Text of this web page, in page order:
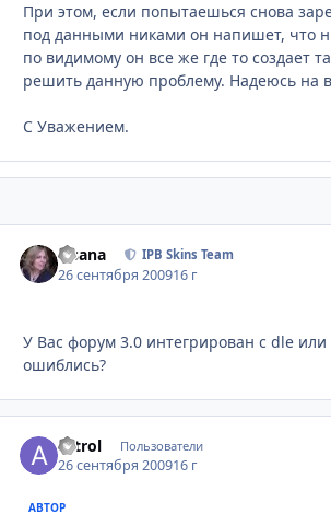
При этом, если попытаешься снова
под данными никами он напишет, что
по видимому он все же где то создает
решить данную проблему. Надеюсь на
С Уважением.
Fisana IPB Skins Team
26 сентября 200916 г
У Вас форум 3.0 интегрирован с dle или
ошиблись?
astrol Пользователи
26 сентября 200916 г
АВТОР